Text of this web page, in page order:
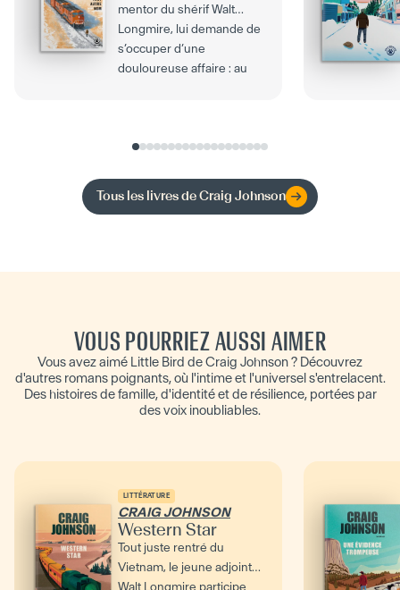
mentor du shérif Walt
Longmire, lui demande de
s’occuper d’une
douloureuse affaire : au
Tous les livres deCraig Johnson
VOUS POURRIEZ AUSSI AIMER
Vous avez aimé Little Bird de Craig Johnson ? Découvrez
d'autres romans poignants, où l'intime et l'universel s'entrelacent.
Des histoires de famille, d'identité et de résilience, portées par
des voix inoubliables.
LITTÉRATURE
CRAIG JOHNSON
Western Star
Tout juste rentré du
Vietnam, le jeune adjoint
Walt Longmire participe